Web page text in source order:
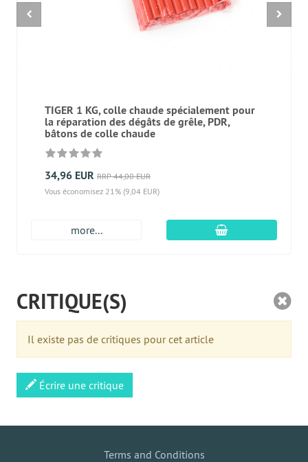
TIGER 1 KG, colle chaude spécialement pour
la réparation des dégâts de grêle, PDR,
bâtons de colle chaude
34,96 EUR RRP 44,00 EUR
Vous économisez 21% (9,04 EUR)
more... Ajouter au panier
CRITIQUE(S)
Il existe pas de critiques pour cet article
Écrire une critique
Terms and Conditions